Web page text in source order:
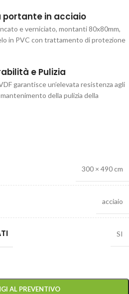
in acciaio
e verniciato, montanti 80x80mm,
in PVC con trattamento di protezione
e Pulizia
garantisce un’elevata resistenza agli
della pulizia della
300 × 490 cm
acciaio
SI
AL PREVENTIVO